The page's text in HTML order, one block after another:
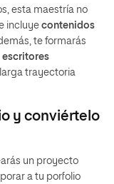
esta maestría no
incluye contenidos
te formarás
escritores
trayectoria
y conviértelo
un proyecto
a tu porfolio